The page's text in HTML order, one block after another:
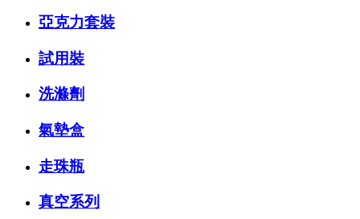
亞克力套裝
試用裝
洗滌劑
氣墊盒
走珠瓶
真空系列